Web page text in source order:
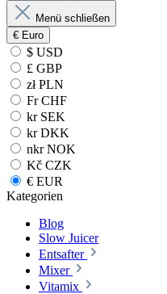
Menü schließen
€ Euro
$ USD
£ GBP
zł PLN
Fr CHF
kr SEK
kr DKK
nkr NOK
Kč CZK
€ EUR
Kategorien
Blog
Slow Juicer
Entsafter
Mixer
Vitamix